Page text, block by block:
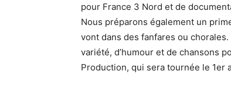
pour France 3 Nord et de
Nous préparons également un
vont dans des fanfares ou
variété, d’humour et de chansons
Production, qui sera tournée le 1er